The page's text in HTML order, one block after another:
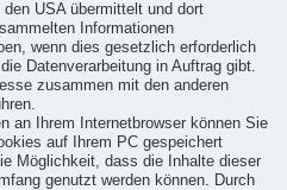
USA übermittelt und dort
Informationen
wenn dies gesetzlich erforderlich
Datenverarbeitung in Auftrag gibt.
zusammen mit den anderen
an Ihrem Internetbrowser können Sie
auf Ihrem PC gespeichert
Möglichkeit, dass die Inhalte dieser
genutzt werden können. Durch